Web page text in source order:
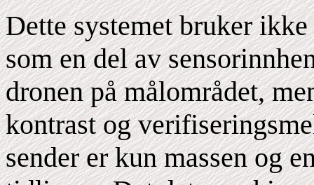
Dette systemet bruker
som en del av
dronen på målområdet,
kontrast og
sender er kun massen og